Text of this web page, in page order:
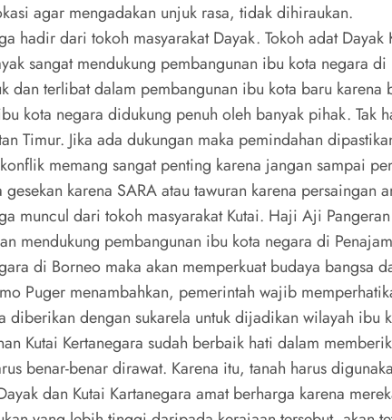
agar mengadakan unjuk rasa, tidak dihiraukan.
hadir dari tokoh masyarakat Dayak. Tokoh adat
sangat mendukung pembangunan ibu kota negara
dan terlibat dalam pembangunan ibu kota baru
kota negara didukung penuh oleh banyak pihak. Tak
Timur. Jika ada dukungan maka pemindahan
memang sangat penting karena jangan sampai
karena SARA atau tawuran karena persaingan
muncul dari tokoh masyarakat Kutai. Haji Aji
mendukung pembangunan ibu kota negara di
di Borneo maka akan memperkuat budaya bangsa
Puger menambahkan, pemerintah wajib
diberikan dengan sukarela untuk dijadikan wilayah ibu
Kutai Kertanegara sudah berbaik hati dalam
benar-benar dirawat. Karena itu, tanah harus
dan Kutai Kartanegara amat berharga karena